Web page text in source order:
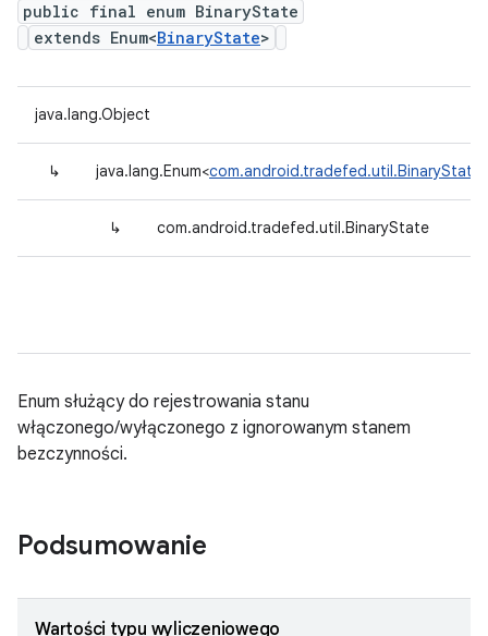
public final enum BinaryState
extends Enum<BinaryState>
java.lang.Object
↳ java.lang.Enum<com.android.tradefed.util.BinaryState
↳ com.android.tradefed.util.BinaryState
Enum służący do rejestrowania stanu
włączonego/wyłączonego z ignorowanym stanem
bezczynności.
Podsumowanie
Wartości typu wyliczeniowego